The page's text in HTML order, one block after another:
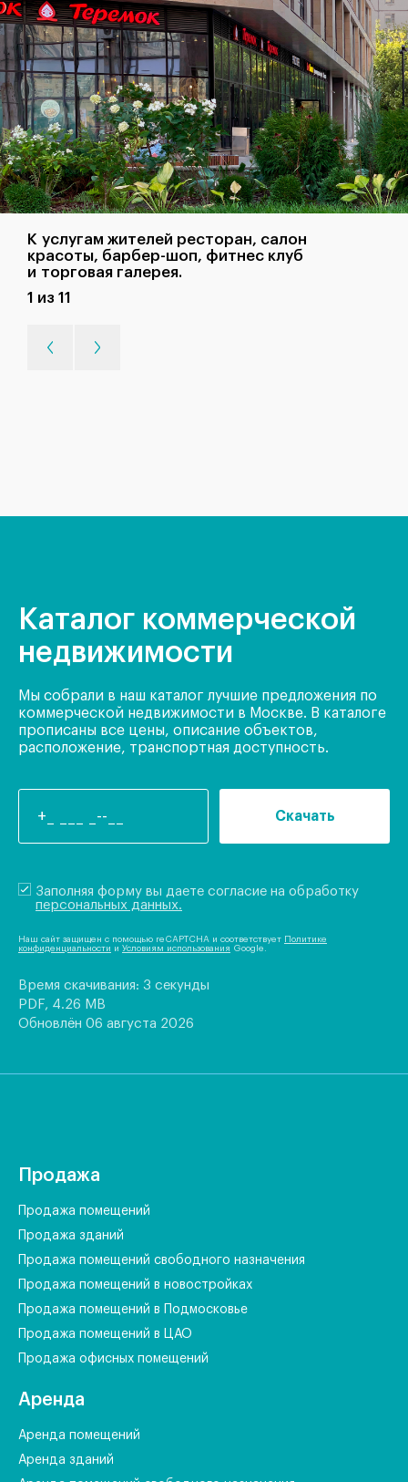
К услугам жителей ресторан, салон
красоты, барбер-шоп, фитнес клуб
и торговая галерея.
1 из 11
Каталог коммерческой
недвижимости
Мы собрали в наш каталог лучшие предложения по
коммерческой недвижимости в Москве. В каталоге
прописаны все цены, описание объектов,
расположение, транспортная доступность.
Скачать
Заполняя форму вы даете согласие на обработку
персональных данных.
Наш сайт защищен с помощью reCAPTCHA и соответствует Политике
конфиденциальности и Условиям использования Google.
Время скачивания: 3 секунды
PDF, 4.26 MB
Обновлён 06 августа 2026
Продажа
Продажа помещений
Продажа зданий
Продажа помещений свободного назначения
Продажа помещений в новостройках
Продажа помещений в Подмосковье
Продажа помещений в ЦАО
Продажа офисных помещений
Аренда
Аренда помещений
Аренда зданий